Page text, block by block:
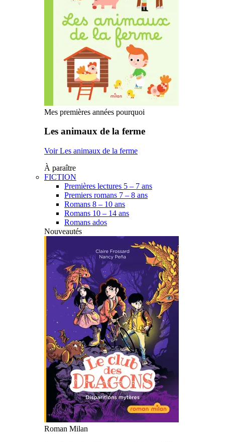
Mes premières années pourquoi
Les animaux de la ferme
Voir Les animaux de la ferme
À paraître
FICTION
Premières lectures 5 – 7 ans
Premiers romans 7 – 8 ans
Romans 8 – 10 ans
Romans 10 – 14 ans
Romans ados
Nouveautés
Roman Milan